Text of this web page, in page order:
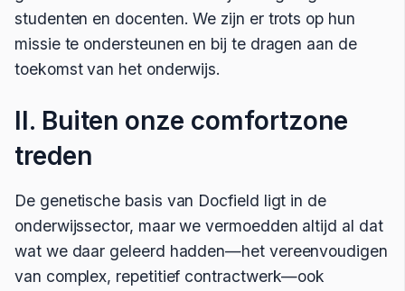
studenten en docenten. We zijn er trots op hun
missie te ondersteunen en bij te dragen aan de
toekomst van het onderwijs.
II. Buiten onze comfortzone
treden
De genetische basis van Docfield ligt in de
onderwijssector, maar we vermoedden altijd al dat
wat we daar geleerd hadden—het vereenvoudigen
van complex, repetitief contractwerk—ook